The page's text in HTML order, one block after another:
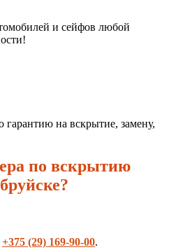
и сейфов любой
на вскрытие, замену,
по вскрытию
+375 (29) 169-90-00.